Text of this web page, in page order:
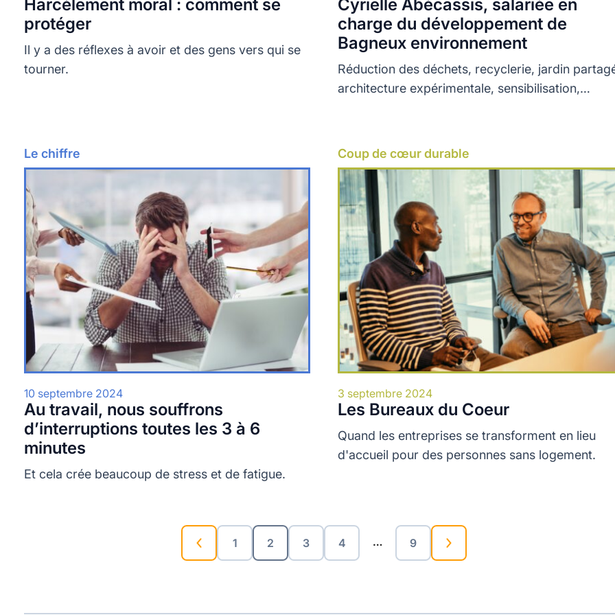
Harcèlement moral : comment se
protéger
Il y a des réflexes à avoir et des gens vers qui se
tourner.
Cyrielle Abécassis, salariée en
charge du développement de
Bagneux environnement
Réduction des déchets, recyclerie, jardin
architecture expérimentale, sensibilisation,
Le chiffre
10 septembre 2024
Au travail, nous souffrons
d’interruptions toutes les 3 à 6
minutes
Et cela crée beaucoup de stress et de fatigue.
Lire plus Coup de cœur durable
3 septembre 2024
Les Bureaux du Coeur
Quand les entreprises se transforment en lieu
d'accueil pour des personnes sans logement.
Lire plus
1 2 3 4 … 9